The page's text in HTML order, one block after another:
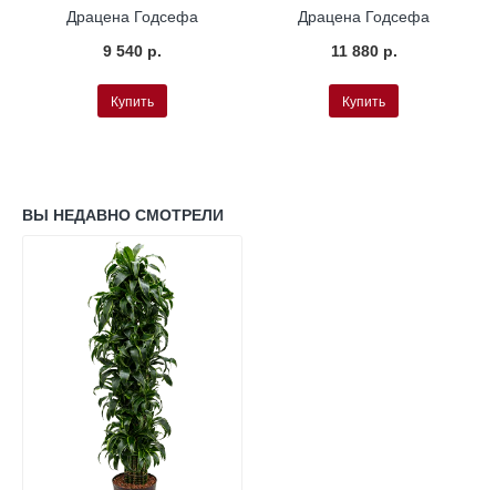
Гидропоника
Драцена Годсефа
9 540 р.
Купить
Гидропоника
Драцена Годсефа
11 880 р.
Купить
ВЫ НЕДАВНО СМОТРЕЛИ